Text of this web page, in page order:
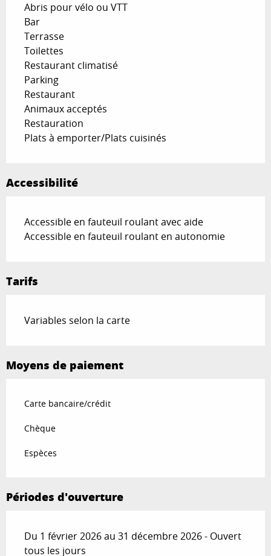
Abris pour vélo ou VTT
Bar
Terrasse
Toilettes
Restaurant climatisé
Parking
Restaurant
Animaux acceptés
Restauration
Plats à emporter/Plats cuisinés
Accessibilité
Accessible en fauteuil roulant avec aide
Accessible en fauteuil roulant en autonomie
Tarifs
Variables selon la carte
Moyens de paiement
Carte bancaire/crédit
Chèque
Espèces
Périodes d'ouverture
Du 1 février 2026 au 31 décembre 2026 - Ouvert
tous les jours